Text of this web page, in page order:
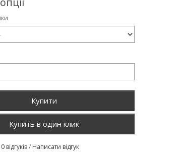
Купити
0 відгуків/ Написати відгук